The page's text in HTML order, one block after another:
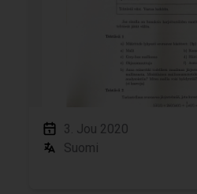
3. Jou 2020
Suomi